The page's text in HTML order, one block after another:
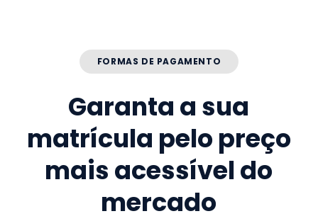
FORMAS DE PAGAMENTO
Garanta a sua
matrícula pelo preço
mais acessível do
mercado